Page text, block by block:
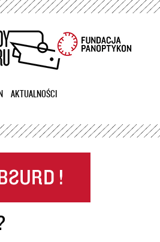
AKTUALNOŚCI